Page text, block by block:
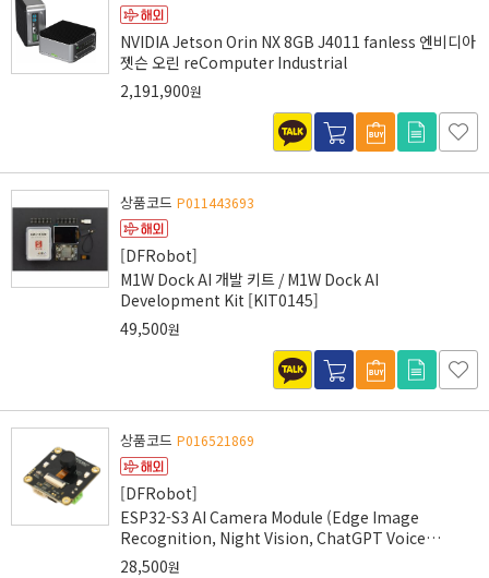
NVIDIA Jetson Orin NX 8GB J4011 fanless 엔비디아
젯슨 오린 reComputer Industrial
2,191,900원
상품코드 P011443693
[DFRobot]
M1W Dock AI 개발 키트 / M1W Dock AI
Development Kit [KIT0145]
49,500원
상품코드 P016521869
[DFRobot]
ESP32-S3 AI Camera Module (Edge Image
Recognition, Night Vision, ChatGPT Voice
Interaction)
28,500원